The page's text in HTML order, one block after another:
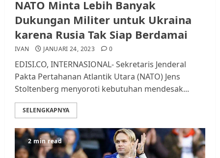
NATO Minta Lebih Banyak
Dukungan Militer untuk Ukraina
karena Rusia Tak Siap Berdamai
IVAN JANUARI 24, 2023 0
EDISI.CO, INTERNASIONAL- Sekretaris Jenderal
Pakta Pertahanan Atlantik Utara (NATO) Jens
Stoltenberg menyoroti kebutuhan mendesak...
SELENGKAPNYA
2 min read